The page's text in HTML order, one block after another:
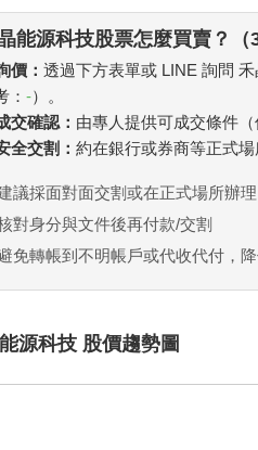
能源科技股票怎麼買賣？（
價：透過下方表單或 LINE 詢問
：-）。
交確認： 由專人提供可成交條件
全交割：約在銀行或券商等正式
議採面對面交割或在正式場所辦理
對身分與文件後再付款/交割
免轉帳到不明帳戶或代收代付，
源科技 股價趨勢圖